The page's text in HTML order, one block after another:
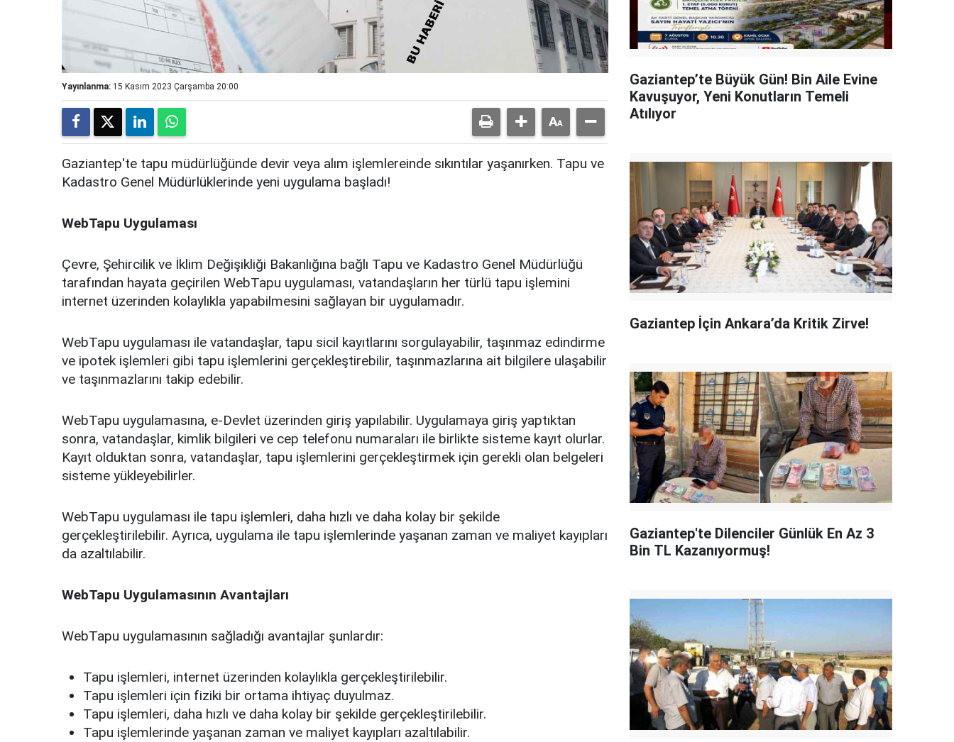
Yayınlanma: 15 Kasım 2023 Çarşamba 20:00
Gaziantep'te tapu müdürlüğünde devir veya alım işlemlereinde sıkıntılar yaşanırken. Tapu ve
Kadastro Genel Müdürlüklerinde yeni uygulama başladı!
WebTapu Uygulaması
Çevre, Şehircilik ve İklim Değişikliği Bakanlığına bağlı Tapu ve Kadastro Genel Müdürlüğü
tarafından hayata geçirilen WebTapu uygulaması, vatandaşların her türlü tapu işlemini
internet üzerinden kolaylıkla yapabilmesini sağlayan bir uygulamadır.
WebTapu uygulaması ile vatandaşlar, tapu sicil kayıtlarını sorgulayabilir, taşınmaz edindirme
ve ipotek işlemleri gibi tapu işlemlerini gerçekleştirebilir, taşınmazlarına ait bilgilere ulaşabilir
ve taşınmazlarını takip edebilir.
WebTapu uygulamasına, e-Devlet üzerinden giriş yapılabilir. Uygulamaya giriş yaptıktan
sonra, vatandaşlar, kimlik bilgileri ve cep telefonu numaraları ile birlikte sisteme kayıt olurlar.
Kayıt olduktan sonra, vatandaşlar, tapu işlemlerini gerçekleştirmek için gerekli olan belgeleri
sisteme yükleyebilirler.
WebTapu uygulaması ile tapu işlemleri, daha hızlı ve daha kolay bir şekilde
gerçekleştirilebilir. Ayrıca, uygulama ile tapu işlemlerinde yaşanan zaman ve maliyet kayıpları
da azaltılabilir.
WebTapu Uygulamasının Avantajları
WebTapu uygulamasının sağladığı avantajlar şunlardır:
Tapu işlemleri, internet üzerinden kolaylıkla gerçekleştirilebilir.
Tapu işlemleri için fiziki bir ortama ihtiyaç duyulmaz.
Tapu işlemleri, daha hızlı ve daha kolay bir şekilde gerçekleştirilebilir.
Tapu işlemlerinde yaşanan zaman ve maliyet kayıpları azaltılabilir.
Gaziantep’te Büyük Gün! Bin Aile Evine
Kavuşuyor, Yeni Konutların Temeli
Atılıyor
Gaziantep İçin Ankara’da Kritik Zirve!
Gaziantep'te Dilenciler Günlük En Az 3
Bin TL Kazanıyormuş!